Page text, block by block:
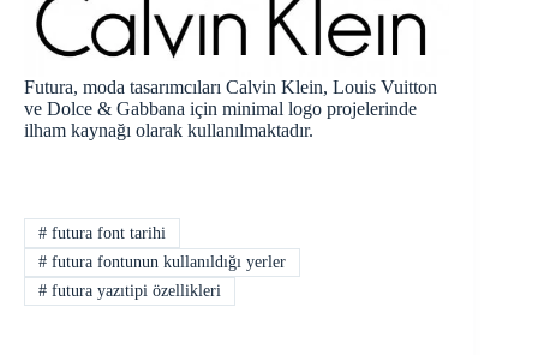
Futura, moda tasarımcıları Calvin Klein, Louis Vuitton
ve Dolce & Gabbana için minimal logo projelerinde
ilham kaynağı olarak kullanılmaktadır.
#futura font tarihi
#futura fontunun kullanıldığı yerler
#futura yazıtipi özellikleri